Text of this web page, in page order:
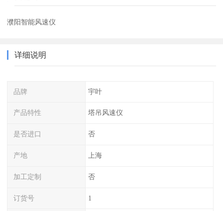
濮阳智能风速仪
详细说明
品牌 宇叶
产品特性 塔吊风速仪
是否进口 否
产地 上海
加工定制 否
订货号 1